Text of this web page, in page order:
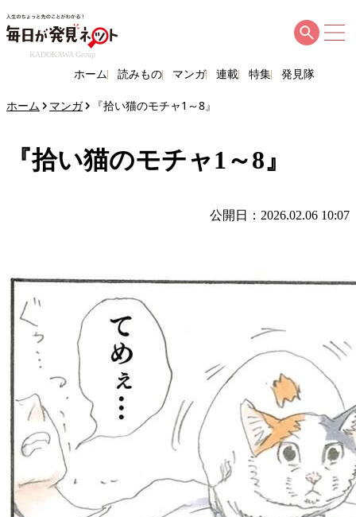
KADOKAWA Group
ホーム 読みもの マンガ 連載 特集 発見隊
ホーム マンガ 『拾い猫のモチャ1～8』
『拾い猫のモチャ1～8』
公開日：2026.02.06 10:07